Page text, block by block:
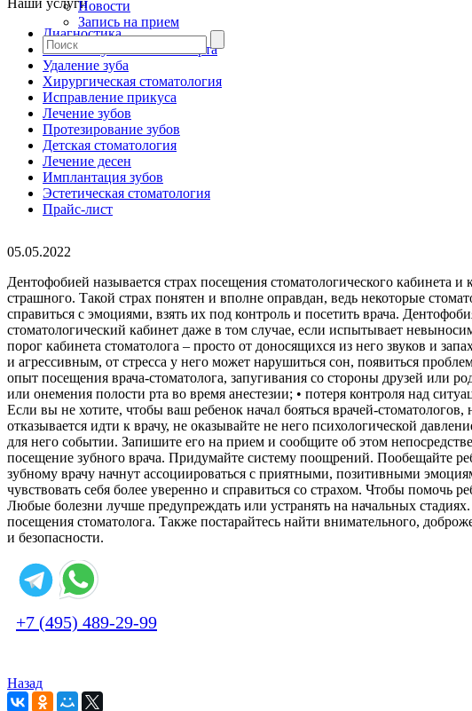
Новости
Запись на прием
Диагностика
Гигиена зубов и полости рта
Удаление зуба
Хирургическая стоматология
Исправление прикуса
Лечение зубов
Протезирование зубов
Детская стоматология
Лечение десен
Имплантация зубов
Эстетическая стоматология
Прайс-лист
05.05.2022
Дентофобией называется страх посещения стоматологического кабинета
страшного. Такой страх понятен и вполне оправдан, ведь некоторые
справиться с эмоциями, взять их под контроль и посетить врача.
стоматологический кабинет даже в том случае, если испытывает
порог кабинета стоматолога – просто от доносящихся из него звуков и
и агрессивным, от стресса у него может нарушиться сон, появиться
опыт посещения врача-стоматолога, запугивания со стороны друзей или
или онемения полости рта во время анестезии; • потеря контроля над
Если вы не хотите, чтобы ваш ребенок начал бояться врачей-
отказывается идти к врачу, не оказывайте не него психологической
для него событии. Запишите его на прием и сообщите об этом
посещение зубного врача. Придумайте систему поощрений. Пообещайте
зубному врачу начнут ассоциироваться с приятными, позитивными
чувствовать себя более уверенно и справиться со страхом. Чтобы помочь
Любые болезни лучше предупреждать или устранять на начальных
посещения стоматолога. Также постарайтесь найти внимательного,
и безопасности.
+7 (495) 489-29-99
Назад